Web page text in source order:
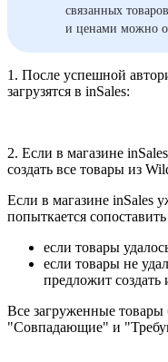
связанных
и ценами можно
1. После успешной
загрузятся в inSales:
2. Если в магазине
создать все товары из
Если в магазине inSales
попыткается
если товары
если товары не
предложит создать
Все загруженные товары
"Совпадающие" и